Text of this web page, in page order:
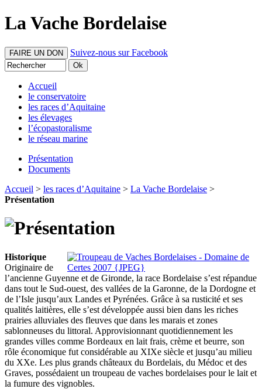
La Vache Bordelaise
FAIRE UN DON Suivez-nous sur Facebook
Accueil
le conservatoire
les races d’Aquitaine
les élevages
l’écopastoralisme
le réseau marine
Présentation
Documents
Accueil > les races d’Aquitaine > La Vache Bordelaise >
Présentation
Historique
Originaire de
l’ancienne Guyenne et de Gironde, la race Bordelaise s’est répandue
dans tout le Sud-ouest, des vallées de la Garonne, de la Dordogne et
de l’Isle jusqu’aux Landes et Pyrénées. Grâce à sa rusticité et ses
qualités laitières, elle s’est développée aussi bien dans les riches
prairies alluviales des fleuves que dans les marais et zones
sablonneuses du littoral. Approvisionnant quotidiennement les
grandes villes comme Bordeaux en lait frais, crème et beurre, son
rôle économique fut considérable au XIXe siècle et jusqu’au milieu
du XXe. Les plus grands châteaux du Bordelais, du Médoc et des
Graves, possédaient un troupeau de vaches bordelaises pour le lait et
la fumure des vignobles.